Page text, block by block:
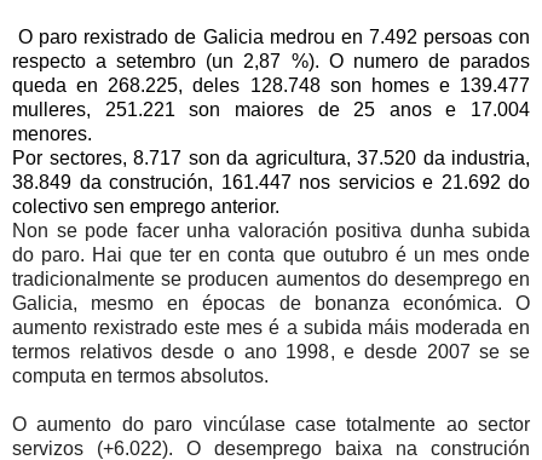
O paro rexistrado de Galicia medrou en 7.492 persoas con
respecto a setembro (un 2,87 %). O numero de parados
queda en 268.225, deles 128.748 son homes e 139.477
mulleres, 251.221 son maiores de 25 anos e 17.004
menores.
Por sectores, 8.717 son da agricultura, 37.520 da industria,
38.849 da construción, 161.447 nos servicios e 21.692 do
colectivo sen emprego anterior.
Non se pode facer unha valoración positiva dunha subida
do paro. Hai que ter en conta que outubro é un mes onde
tradicionalmente se producen aumentos do desemprego en
Galicia, mesmo en épocas de bonanza económica. O
aumento rexistrado este mes é a subida máis moderada en
termos relativos desde o ano 1998, e desde 2007 se se
computa en termos absolutos.
O aumento do paro vincúlase case totalmente ao sector
servizos (+6.022). O desemprego baixa na construción